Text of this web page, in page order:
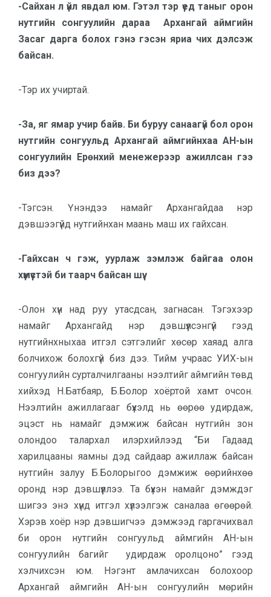
-Сайхан л үйл явдал юм. Гэтэл тэр үед таныг орон
нутгийн сонгуулийн дараа Архангай аймгийн
Засаг дарга болох гэнэ гэсэн яриа чих дэлсэж
байсан.
-Тэр их учиртай.
-За, яг ямар учир байв. Би буруу санаагүй бол орон
нутгийн сонгуульд Архангай аймгийнхаа АН-ын
сонгуулийн Ерөнхий менежерээр ажиллсан гээ
биз дээ?
-Тэгсэн. Үнэндээ намайг Архангайдаа нэр
дэвшээгүйд нутгийнхан маань маш их гайхсан.
-Гайхсан ч гэж, уурлаж зэмлэж байгаа олон
хүмүүстэй би таарч байсан шүү.
-Олон хүн над руу утасдсан, загнасан. Тэгэхээр
намайг Архангайд нэр дэвшүүлсэнгүй гээд
нутгийнхныхаа итгэл сэтгэлийг хөсөр хаяад алга
болчихож болохгүй биз дээ. Тийм учраас УИХ-ын
сонгуулийн сурталчилгааны нээлтийг аймгийн төвд
хийхэд Н.Батбаяр, Б.Болор хоёртой хамт очсон.
Нээлтийн ажиллагааг бүхэлд нь өөрөө удирдаж,
эцэст нь намайг дэмжиж байсан нутгийн зон
олондоо талархал илэрхийлээд “Би Гадаад
харилцааны яамны дэд сайдаар ажиллаж байсан
нутгийн залуу Б.Болорыгоо дэмжиж өөрийнхөө
оронд нэр дэвшүүллээ. Та бүхэн намайг дэмждэг
шигээ энэ хүнд итгэл хүлээлгэж саналаа өгөөрөй.
Хэрэв хоёр нэр дэвшигчээ дэмжээд гаргачихвал
би орон нутгийн сонгуульд аймгийн АН-ын
сонгуулийн багийг удирдаж оролцоно” гээд
хэлчихсэн юм. Нэгэнт амлачихсан болохоор
Архангай аймгийн АН-ын сонгуулийн мөрийн